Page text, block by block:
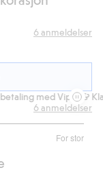
6 anmeldelser
med Vipps &
For stor
6 anmeldelser